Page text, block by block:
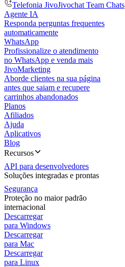
Telefonia JivoJivochat Team Chats
Agente IA
Responda perguntas frequentes
automaticamente
WhatsApp
Profissionalize o atendimento
no WhatsApp e venda mais
JivoMarketing
Aborde clientes na sua página
antes que saiam e recupere
carrinhos abandonados
Planos
Afiliados
Ajuda
Aplicativos
Blog
Recursos
API para desenvolvedores
Soluções integradas e prontas
Segurança
Proteção no maior padrão
internacional
Descarregar
para Windows
Descarregar
para Mac
Descarregar
para Linux